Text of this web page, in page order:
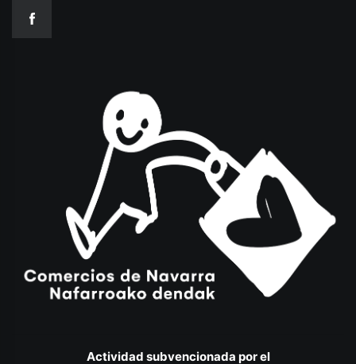
Actividad subvencionada por el